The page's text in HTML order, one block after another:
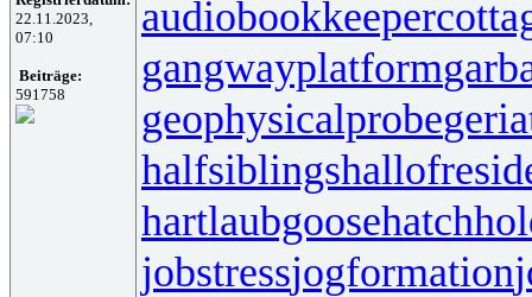
22.11.2023,
07:10
Beiträge:
591758
audiobookkeeper
gangwayplatform
geophysicalprobe
halfsiblings
hartlaubgoose
jobstressjogformation